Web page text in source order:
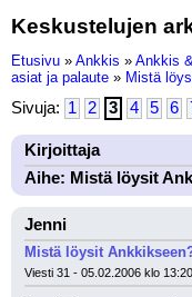
Keskustelujen
Etusivu » Ankkis » Ankkis
asiat ja palaute » Mistä
Sivuja: 1 2 3 4 5 6
Kirjoittaja
Aihe: Mistä löysit
Jenni
Mistä löysit
Viesti 31 - 05.02.2006 klo